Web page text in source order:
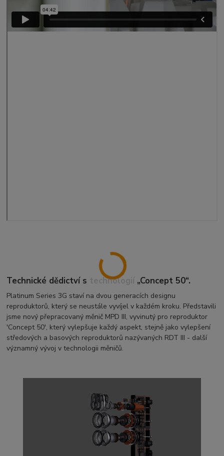
Technické dědictví s technologií „Concept 50“.
Platinum Series 3G staví na dvou generacích designu
reproduktorů, který se neustále vyvíjel v každém kroku. Představili
jsme nový přepracovaný měnič MPD III, vyvinutý pro reproduktor
'Concept 50', který vylepšuje každý aspekt, stejně jako vylepšení
středových a basových reproduktorů nazývaných RDT III - další
významný vývoj v technologii měničů.